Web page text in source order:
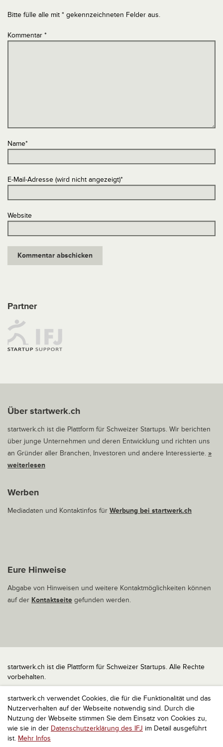
startwerk.ch verwendet Cookies, die für die Funktionalität und das
Nutzerverhalten auf der Webseite notwendig sind. Durch die
Nutzung der Webseite stimmen Sie dem Einsatz von Cookies zu,
wie sie in der Datenschutzerklärung des IFJ im Detail ausgeführt
ist. Mehr Infos
Bitte fülle alle mit * gekennzeichneten Felder aus.
Kommentar *
Name*
E-Mail-Adresse (wird nicht angezeigt)*
Website
Partner
Über startwerk.ch
startwerk.ch ist die Plattform für Schweizer Startups. Wir berichten
über junge Unternehmen und deren Entwicklung und richten uns
an Gründer aller Branchen, Investoren und andere Interessierte. »
weiterlesen
Werben
Mediadaten und Kontaktinfos für Werbung bei startwerk.ch
Eure Hinweise
Abgabe von Hinweisen und weitere Kontaktmöglichkeiten können
auf der Kontaktseite gefunden werden.
startwerk.ch ist die Plattform für Schweizer Startups. Alle Rechte
vorbehalten.
Impressum
Kontakt
nach oben